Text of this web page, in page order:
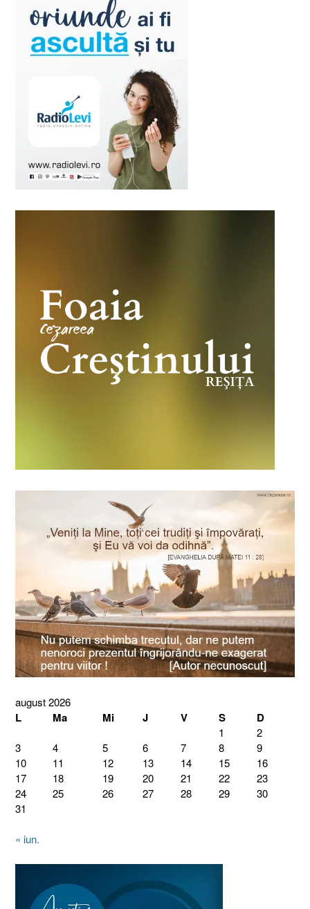
august 2026
L Ma Mi J V S D
1
2
3
4 5 6 7 8
9
10
11 12 13 14 15
16
17
18 19 20 21 22
23
24
25 26 27 28 29
30
31
« iun.